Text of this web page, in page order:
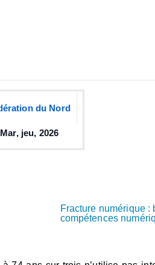
du Nord
Mar, jeu, 2026
Fracture numérique
compétences